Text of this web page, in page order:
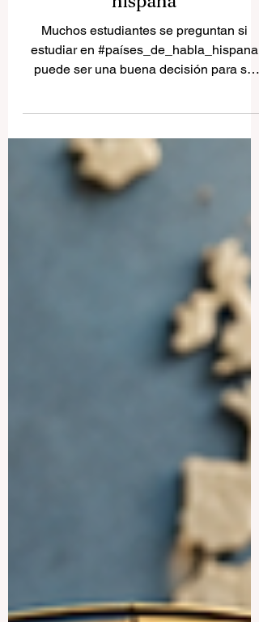
Estudiar en países de habla
hispana
Muchos estudiantes se preguntan si
para quienes desean unir
#educación_superior, experiencia
internacional, aprendizaje de idiomas,
cultura, crecimiento personal y nuevas
un país hispanohablante no significa
solamente asistir a clases; también
significa vivir una lengua, comprender
distintas sociedades y desarrollar una m